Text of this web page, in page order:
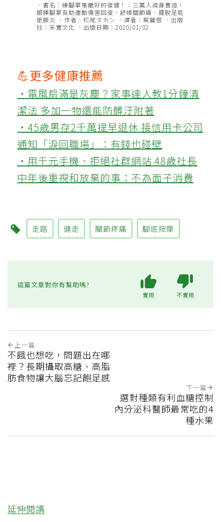
．書名：練腳掌是最好的復健！：三萬人親身實證，
鍛鍊腳掌有助運動傷害回復、舒緩關節痛、擺脫足底
筋膜炎 ．作者：松尾タカシ ．譯者：蔡麗蓉 ．出版
社：采實文化 ．出版日期：2020/01/02
💪更多健康推薦
‧電風扇滿是灰塵？家事達人教1分鐘清
潔法 多加一物還能防髒汙附著
‧45歲男存2千萬提早退休 接信用卡公司
通知「淚回職場」：有錢也碰壁
‧用千元手機、拒絕社群網站 48歲社長
中年後重視和放棄的事：不為面子消費
走路 健走 關節疼痛 腳底按摩
這篇文章對你有幫助嗎?
實用 不實用
上一篇
不餓也想吃，問題出在哪
裡？長期攝取高糖、高脂
肪食物讓大腦忘記飽足感
下一篇
選對種類有利血糖控制
內分泌科醫師最常吃的4
種水果
延伸閱讀